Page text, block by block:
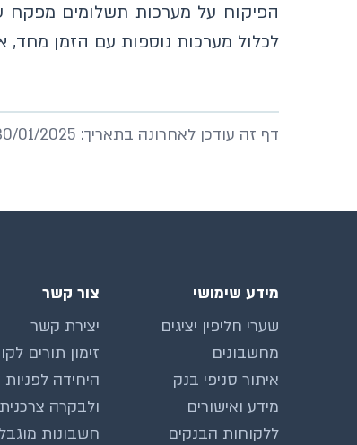
לכלול מערכות נוספות עם הזמן
דף זה עודכן לאחרונה בתאריך: 30/01/2025
מידע שימושי
שערי חליפין יציגים
מחשבונים
איתור סניפי בנק
מידע ואישורים
ללקוחות הבנקים
צור קשר
יצירת קשר
זימון תורים
היחידה לפניות
ולבקרה צרכנית
חשבונות